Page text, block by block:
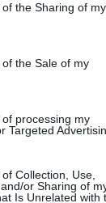
the Sharing of my
the Sale of my
processing my
Targeted
Collection, Use,
or Sharing of
Is Unrelated with
Μιχαηλίδης
την κακή